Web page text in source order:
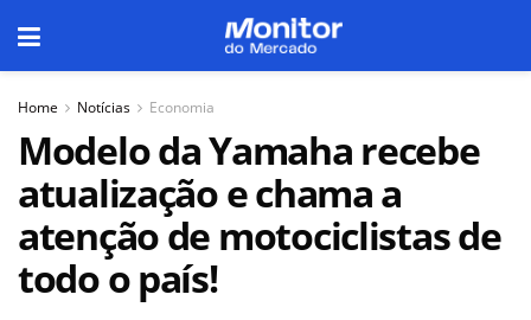
Home Notícias Economia
Modelo da Yamaha recebe
atualização e chama a
atenção de motociclistas de
todo o país!